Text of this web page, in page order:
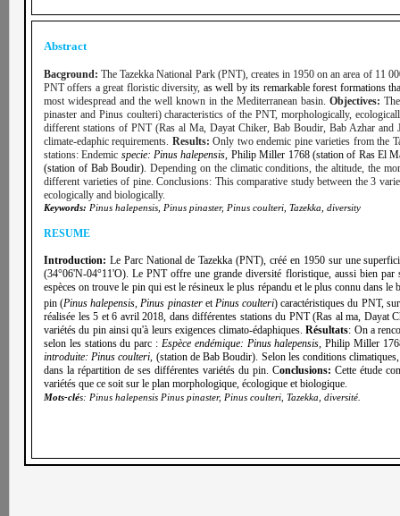
Abstract
Bacground: The Tazekka National Park (PNT), creates in 1950 on an area of 11
PNT offers a great floristic diversity, as well by its remarkable forest formations
most widespread and the well known in the Mediterranean basin.Objectives:
pinaster and Pinus coulteri) characteristics of the PNT, morphologically,
different stations of PNT (Ras al Ma, Dayat Chiker, Bab Boudir, Bab Azhar and
climate-edaphic requirements. Results:Only two endemic pine varieties from the
stations: Endemic specie: Pinus halepensis, Philip Miller 1768 (station of Ras El
(station of Bab Boudir).Depending on the climatic conditions, the altitude, the
different varieties of pine. Conclusions: This comparative study between the 3
ecologically and biologically.
Keywords: Pinus halepensis, Pinus pinaster, Pinus coulteri, Tazekka, diversity
RESUME
Introduction: Le Parc National de Tazekka (PNT), créé en 1950 sur une
(34°06'N-04°11'O). Le PNT offre une grande diversité floristique, aussi bien par
espèces on trouve le pin qui est le résineux le plus répandu et le plus connu dans le
pin (Pinus halepensis Pinus pinaster et Pinus coulteri) caractéristiques du PNT,
réalisée les 5 et 6 avril 2018, dans différentes stations du PNT (Ras al ma, Dayat
variétés du pin ainsi qu'à leurs exigences climato-édaphiques.Résultats: On a
selon les stations du parc : Espèce endémique: Pinus halepensis, Philip Miller
introduite: Pinus coulteri, (station de Bab Boudir). Selon les conditions
dans la répartition de ses différentes variétés du pin. Conclusions: Cette étude
variétés que ce soit sur le plan morphologique, écologique et biologique.
Mots-clés: Pinus halepensis Pinus pinaster, Pinus coulteri, Tazekka, diversité.